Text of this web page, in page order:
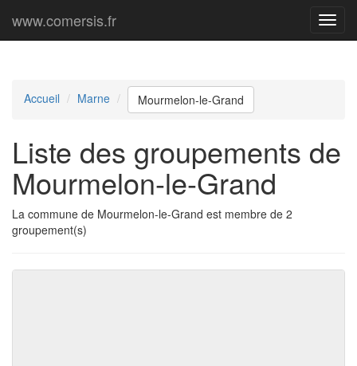
Menu
www.comersis.fr
Accueil Marne Mourmelon-le-Grand
Liste des groupements de
Mourmelon-le-Grand
La commune de Mourmelon-le-Grand est membre de 2
groupement(s)